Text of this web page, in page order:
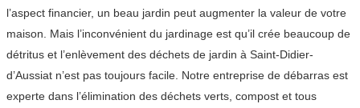
l’aspect financier, un beau jardin peut augmenter la valeur de votre
maison. Mais l’inconvénient du jardinage est qu’il crée beaucoup de
détritus et l’enlèvement des déchets de jardin à Saint-Didier-
d’Aussiat n’est pas toujours facile. Notre entreprise de débarras est
experte dans l’élimination des déchets verts, compost et tous